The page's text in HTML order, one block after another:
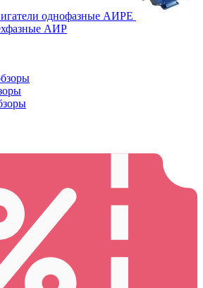
однофазные АИРЕ
АИР